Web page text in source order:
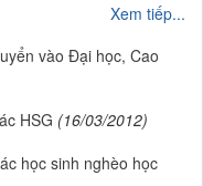
Xem tiếp...
vào Đại học, Cao
HSG (16/03/2012)
học sinh nghèo học